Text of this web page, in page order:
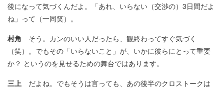
後になって気づくんだよ。「あれ、いらない（交渉の）3日間だよ
ね」って（一同笑）。
村角 そう。カンのいい人だったら、観終わってすぐ気づく
（笑）。でもその「いらないこと」が、いかに彼らにとって重要
か？ というのを見せるための舞台ではあります。
三上 だよね。でもそうは言っても、あの後半のクロストークは